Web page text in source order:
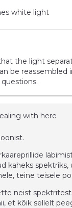
white light
the light
be reassembled
with here
kaheks spektriks,
teine teisele
neist
et kõik sellelt